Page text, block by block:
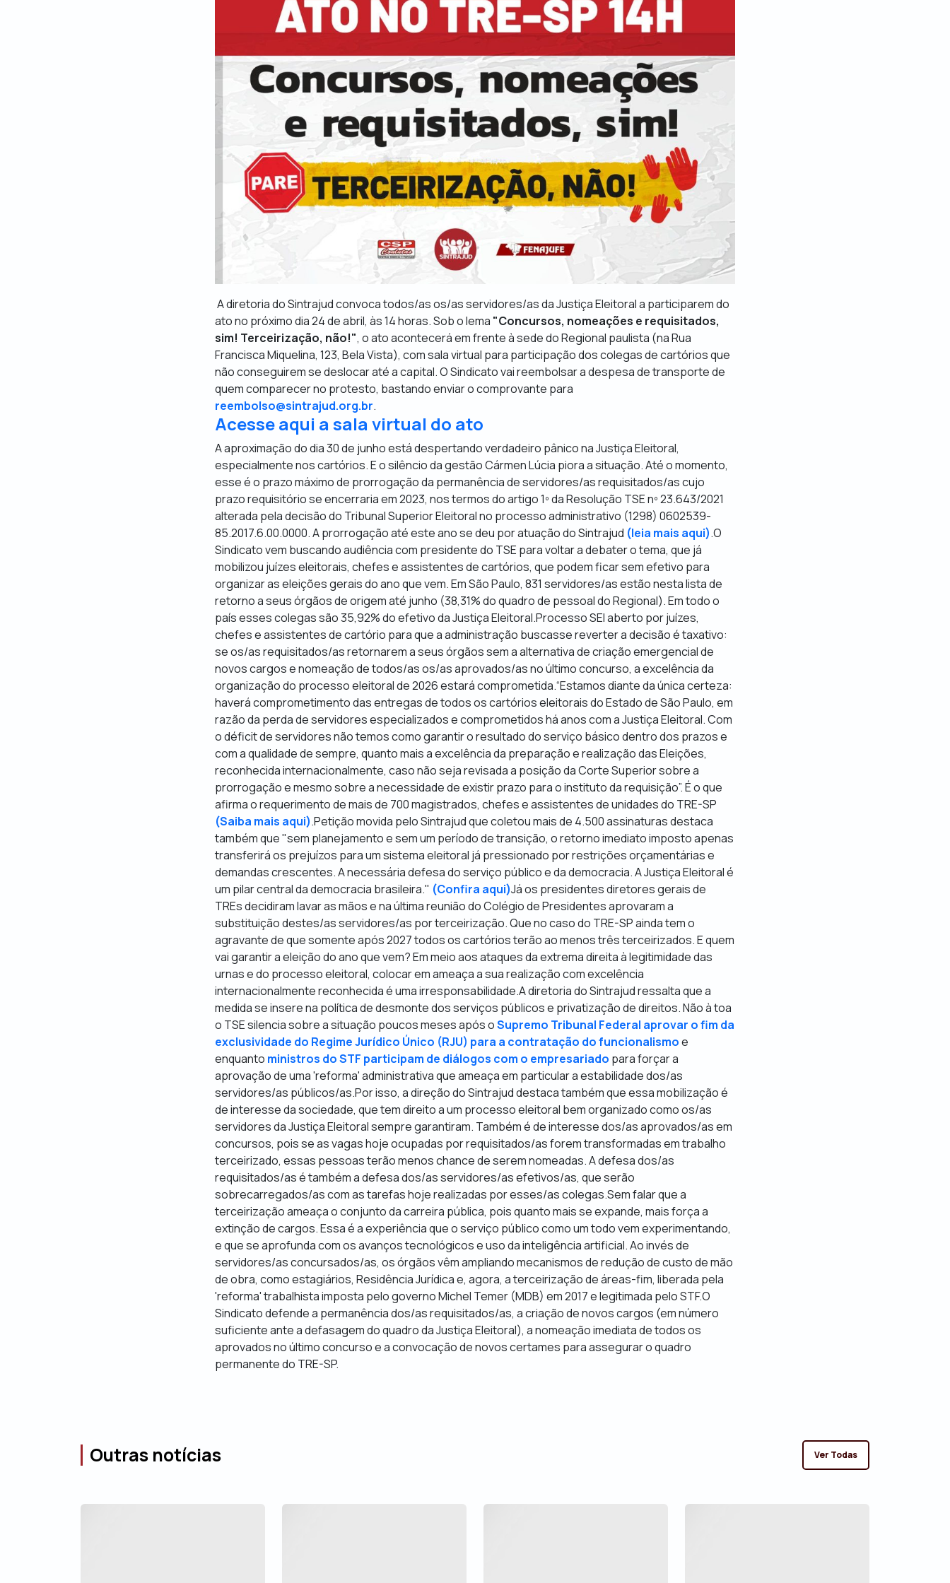
A diretoria do Sintrajud convoca todos/as os/as servidores/as da Justiça Eleitoral a participarem do
ato no próximo dia 24 de abril, às 14 horas. Sob o lema "Concursos, nomeações e requisitados,
sim! Terceirização, não!", o ato acontecerá em frente à sede do Regional paulista (na Rua
Francisca Miquelina, 123, Bela Vista), com sala virtual para participação dos colegas de cartórios que
não conseguirem se deslocar até a capital. O Sindicato vai reembolsar a despesa de transporte de
quem comparecer no protesto, bastando enviar o comprovante para
reembolso@sintrajud.org.br.
Acesse aqui a sala virtual do ato
A aproximação do dia 30 de junho está despertando verdadeiro pânico na Justiça Eleitoral,
especialmente nos cartórios. E o silêncio da gestão Cármen Lúcia piora a situação. Até o momento,
esse é o prazo máximo de prorrogação da permanência de servidores/as requisitados/as cujo
prazo requisitório se encerraria em 2023, nos termos do artigo 1º da Resolução TSE nº 23.643/2021
alterada pela decisão do Tribunal Superior Eleitoral no processo administrativo (1298) 0602539-
85.2017.6.00.0000. A prorrogação até este ano se deu por atuação do Sintrajud (leia mais aqui).O
Sindicato vem buscando audiência com presidente do TSE para voltar a debater o tema, que já
mobilizou juízes eleitorais, chefes e assistentes de cartórios, que podem ficar sem efetivo para
organizar as eleições gerais do ano que vem. Em São Paulo, 831 servidores/as estão nesta lista de
retorno a seus órgãos de origem até junho (38,31% do quadro de pessoal do Regional). Em todo o
país esses colegas são 35,92% do efetivo da Justiça Eleitoral.Processo SEI aberto por juízes,
chefes e assistentes de cartório para que a administração buscasse reverter a decisão é taxativo:
se os/as requisitados/as retornarem a seus órgãos sem a alternativa de criação emergencial de
novos cargos e nomeação de todos/as os/as aprovados/as no último concurso, a excelência da
organização do processo eleitoral de 2026 estará comprometida.“Estamos diante da única certeza:
haverá comprometimento das entregas de todos os cartórios eleitorais do Estado de São Paulo, em
razão da perda de servidores especializados e comprometidos há anos com a Justiça Eleitoral. Com
o déficit de servidores não temos como garantir o resultado do serviço básico dentro dos prazos e
com a qualidade de sempre, quanto mais a excelência da preparação e realização das Eleições,
reconhecida internacionalmente, caso não seja revisada a posição da Corte Superior sobre a
prorrogação e mesmo sobre a necessidade de existir prazo para o instituto da requisição”. É o que
afirma o requerimento de mais de 700 magistrados, chefes e assistentes de unidades do TRE-SP
(Saiba mais aqui).Petição movida pelo Sintrajud que coletou mais de 4.500 assinaturas destaca
também que "sem planejamento e sem um período de transição, o retorno imediato imposto apenas
transferirá os prejuízos para um sistema eleitoral já pressionado por restrições orçamentárias e
demandas crescentes. A necessária defesa do serviço público e da democracia. A Justiça Eleitoral é
um pilar central da democracia brasileira." (Confira aqui)Já os presidentes diretores gerais de
TREs decidiram lavar as mãos e na última reunião do Colégio de Presidentes aprovaram a
substituição destes/as servidores/as por terceirização. Que no caso do TRE-SP ainda tem o
agravante de que somente após 2027 todos os cartórios terão ao menos três terceirizados. E quem
vai garantir a eleição do ano que vem? Em meio aos ataques da extrema direita à legitimidade das
urnas e do processo eleitoral, colocar em ameaça a sua realização com excelência
internacionalmente reconhecida é uma irresponsabilidade.A diretoria do Sintrajud ressalta que a
medida se insere na política de desmonte dos serviços públicos e privatização de direitos. Não à toa
o TSE silencia sobre a situação poucos meses após oSupremo Tribunal Federal aprovar o fim da
exclusividade do Regime Jurídico Único (RJU) para a contratação do funcionalismoe
enquanto ministros do STF participam de diálogos com o empresariado para forçar a
aprovação de uma 'reforma' administrativa que ameaça em particular a estabilidade dos/as
servidores/as públicos/as.Por isso, a direção do Sintrajud destaca também que essa mobilização é
de interesse da sociedade, que tem direito a um processo eleitoral bem organizado como os/as
servidores da Justiça Eleitoral sempre garantiram. Também é de interesse dos/as aprovados/as em
concursos, pois se as vagas hoje ocupadas por requisitados/as forem transformadas em trabalho
terceirizado, essas pessoas terão menos chance de serem nomeadas. A defesa dos/as
requisitados/as é também a defesa dos/as servidores/as efetivos/as, que serão
sobrecarregados/as com as tarefas hoje realizadas por esses/as colegas.Sem falar que a
terceirização ameaça o conjunto da carreira pública, pois quanto mais se expande, mais força a
extinção de cargos. Essa é a experiência que o serviço público como um todo vem experimentando,
e que se aprofunda com os avanços tecnológicos e uso da inteligência artificial. Ao invés de
servidores/as concursados/as, os órgãos vêm ampliando mecanismos de redução de custo de mão
de obra, como estagiários, Residência Jurídica e, agora, a terceirização de áreas-fim, liberada pela
'reforma' trabalhista imposta pelo governo Michel Temer (MDB) em 2017 e legitimada pelo STF.O
Sindicato defende a permanência dos/as requisitados/as, a criação de novos cargos (em número
suficiente ante a defasagem do quadro da Justiça Eleitoral), a nomeação imediata de todos os
aprovados no último concurso e a convocação de novos certames para assegurar o quadro
permanente do TRE-SP.
Outras notícias Ver Todas